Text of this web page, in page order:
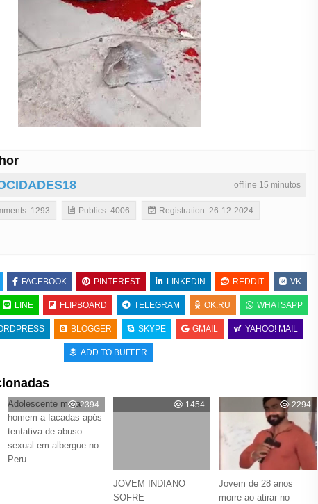
offline 15 minutos
1293 Publics: 4006 Registration: 26-12-2024
FACEBOOK PINTEREST LINKEDIN REDDIT VK
LINE FLIPBOARD TELEGRAM OK.RU WHATSAPP
BLOGGER SKYPE GMAIL YAHOO! MAIL
ADD TO BUFFER
2394
Adolescente mata
homem a facadas após
tentativa de abuso
sexual em albergue no
Peru
1454
JOVEM INDIANO
SOFRE
2294
Jovem de 28 anos
morre ao atirar no